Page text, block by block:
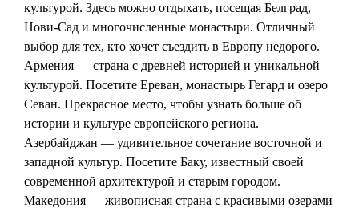
культурой. Здесь можно отдыхать, посещая Белград,
Нови-Сад и многочисленные монастыри. Отличный
выбор для тех, кто хочет съездить в Европу недорого.
Армения — страна с древней историей и уникальной
культурой. Посетите Ереван, монастырь Гегард и озеро
Севан. Прекрасное место, чтобы узнать больше об
истории и культуре европейского региона.
Азербайджан — удивительное сочетание восточной и
западной культур. Посетите Баку, известный своей
современной архитектурой и старым городом.
Македония — живописная страна с красивыми озерами